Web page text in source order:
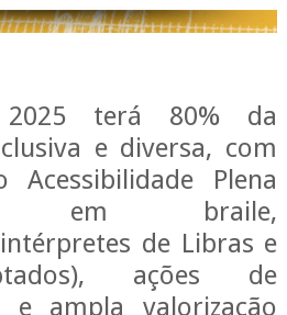
terá 80% da
e diversa, com
Acessibilidade Plena
em braile,
de Libras e
ações de
e ampla valorização